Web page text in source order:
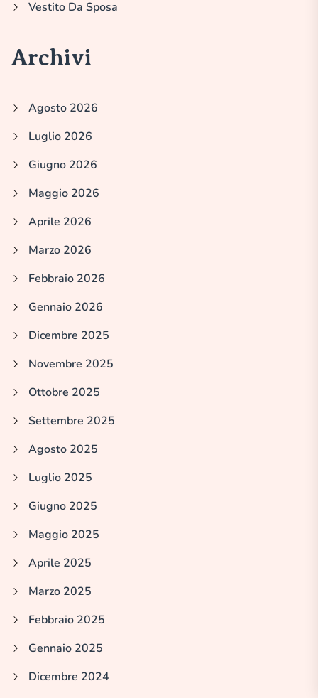
Vestito Da Sposa
Archivi
Agosto 2026
Luglio 2026
Giugno 2026
Maggio 2026
Aprile 2026
Marzo 2026
Febbraio 2026
Gennaio 2026
Dicembre 2025
Novembre 2025
Ottobre 2025
Settembre 2025
Agosto 2025
Luglio 2025
Giugno 2025
Maggio 2025
Aprile 2025
Marzo 2025
Febbraio 2025
Gennaio 2025
Dicembre 2024